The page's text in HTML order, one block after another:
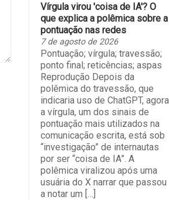
Vírgula virou 'coisa de IA'? O
que explica a polêmica sobre a
pontuação nas redes
7 de agosto de 2026
Pontuação; vírgula; travessão;
ponto final; reticências; aspas
Reprodução Depois da
polêmica do travessão, que
indicaria uso de ChatGPT, agora
a vírgula, um dos sinais de
pontuação mais utilizados na
comunicação escrita, está sob
“investigação” de internautas
por ser “coisa de IA”. A
polêmica viralizou após uma
usuária do X narrar que passou
a notar um […]